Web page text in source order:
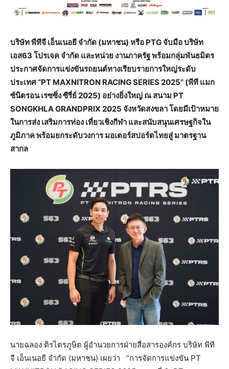
บริษัทพีทีจี เอ็นเนอยีจำกัด (มหาชน) หรือ PTGจับมือบริษัท
เอส63 โปรเจคจำกัด และหน่วย งานภาครัฐพร้อมกลุ่มพันธมิตร
ประกาศจัดการแข่งขันรถยนต์ทางเรียบรายการใหญ่ระดับ
ประเทศ“PT MAXNITRON RACING SERIES 2025” (พีที แมก
ซ์นิตรอน เรซซิ่งซีรี่ย์2025) อย่างยิ่งใหญ่ ณ สนาม PT
SONGKHLA GRANDPRIX 2025 จังหวัดสงขลาโดยมีเป้าหมาย
ในการส่ง เสริมการท่อง เที่ยวเชิงกีฬา และสนับสนุนเศรษฐกิจใน
ภูมิภาคพร้อมยกระดับวงการ มอเตอร์สปอร์ตไทยสู่ มาตรฐาน
สากล
นายฉลอง ติรไตรภูษิต ผู้อำนวยการฝ่ายสื่อสารองค์กร บริษัท พีที
จี เอ็นเนอยี จำกัด (มหาชน) เผยว่า
“การจัดการแข่งขัน PT